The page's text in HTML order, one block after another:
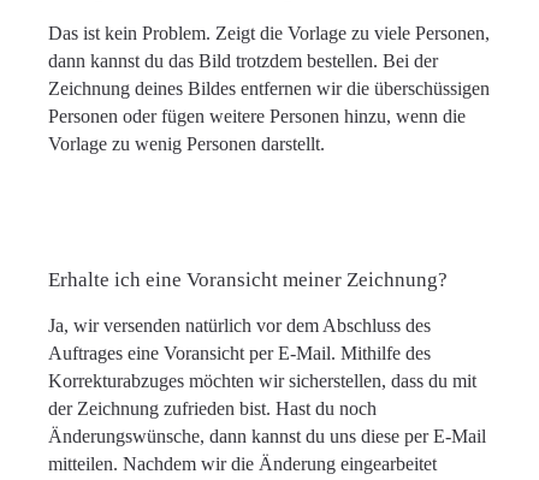
Das ist kein Problem. Zeigt die Vorlage zu viele Personen,
dann kannst du das Bild trotzdem bestellen. Bei der
Zeichnung deines Bildes entfernen wir die überschüssigen
Personen oder fügen weitere Personen hinzu, wenn die
Vorlage zu wenig Personen darstellt.
Erhalte ich eine Voransicht meiner Zeichnung?
Ja, wir versenden natürlich vor dem Abschluss des
Auftrages eine Voransicht per E-Mail. Mithilfe des
Korrekturabzuges möchten wir sicherstellen, dass du mit
der Zeichnung zufrieden bist. Hast du noch
Änderungswünsche, dann kannst du uns diese per E-Mail
mitteilen. Nachdem wir die Änderung eingearbeitet